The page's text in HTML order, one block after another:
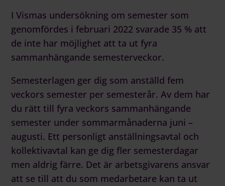
I Vismas undersökning om semester som
genomfördes i februari 2022 svarade 35 % att
de inte har möjlighet att ta ut fyra
sammanhängande semesterveckor.
Semesterlagen ger dig som anställd fem
veckors semester per semesterår. Av dem har
du rätt till fyra veckors sammanhängande
semester under sommarmånaderna juni –
augusti. Ett personligt anställningsavtal och
kollektivavtal kan ge dig fler semesterdagar
men aldrig färre. Det är arbetsgivarens ansvar
att se till att du som medarbetare kan ta ut